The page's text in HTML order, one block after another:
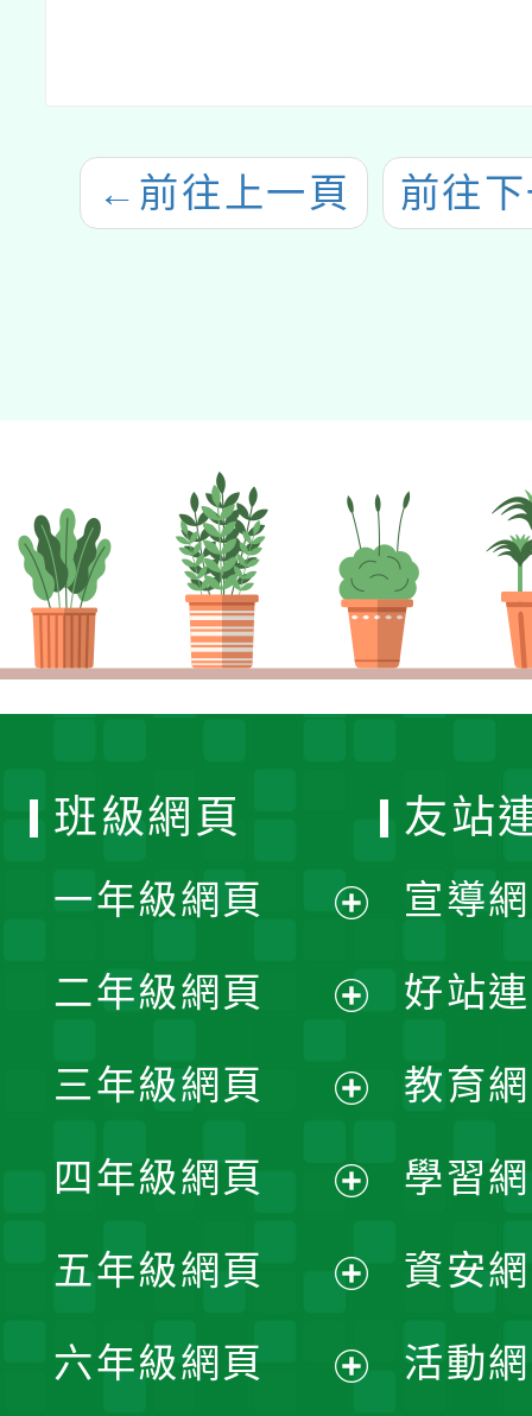
← 前往上一頁 前往
班級網頁
一年級網頁
開
選
單
二年級網頁
開
選
單
三年級網頁
開
選
單
四年級網頁
開
選
五年級網頁
開
六年級網頁
友站
宣導
好站
教育
學習
資安
活動